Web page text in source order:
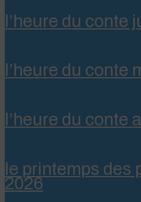
l’heure du conte
l’heure du conte
l’heure du conte
le printemps des
2026